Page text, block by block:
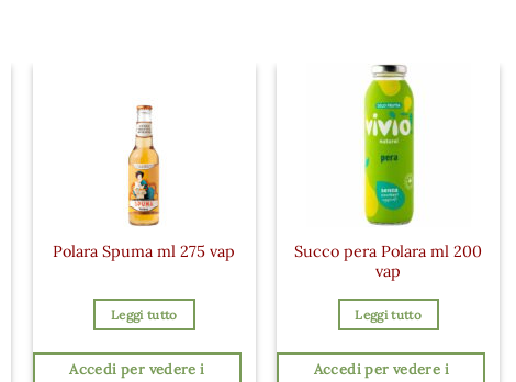
Polara Spuma ml 275 vap
Leggi tutto
Accedi per vedere i
Succo pera Polara ml 200
vap
Leggi tutto
Accedi per vedere i